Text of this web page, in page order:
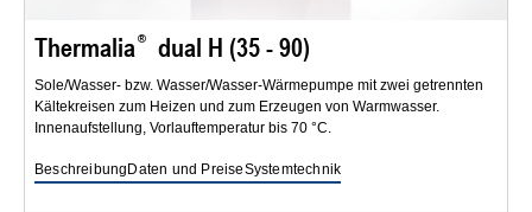
Thermalia dual H (35 - 90)
Sole/Wasser- bzw. Wasser/Wasser-Wärmepumpe mit zwei getrennten
Kältekreisen zum Heizen und zum Erzeugen von Warmwasser.
Innenaufstellung, Vorlauftemperatur bis 70 °C.
Beschreibung Daten und PreiseSystemtechnik